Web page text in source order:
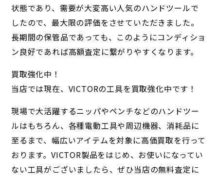
状態であり、需要が大変高い人気のハンドツールで
したので、最大限の評価をさせていただきました。
長期間の保管品であっても、このようにコンディショ
ン良好であれば高額査定に繋がりやすくなります。
買取強化中！
当店では現在、VICTORの工具を買取強化中です！
現場で大活躍するニッパやペンチなどのハンドツー
ルはもちろん、各種電動工具や周辺機器、消耗品に
至るまで、幅広いアイテムを対象に高価買取を行って
おります。VICTOR製品をはじめ、お使いになってい
ない工具がございましたら、ぜひ当店の無料査定に